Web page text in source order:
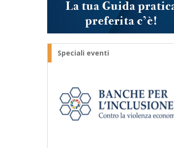
Speciali eventi